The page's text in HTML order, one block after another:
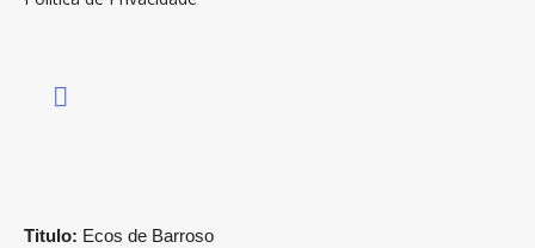
Titulo: Ecos de Barroso